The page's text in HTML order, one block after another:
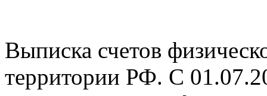
Выписка счетов
территории РФ. С